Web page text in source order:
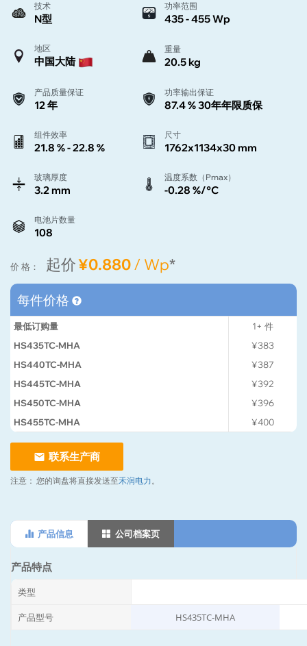
技术
N型
功率范围
435 - 455 Wp
地区
中国大陆
重量
20.5 kg
产品质量保证
12 年
功率输出保证
87.4 % 30年年限质保
组件效率
21.8 % - 22.8 %
尺寸
1762x1134x30 mm
玻璃厚度
3.2 mm
温度系数（Pmax）
-0.28 %/°C
电池片数量
108
价 格： 起价¥0.880/ Wp*
每件价格
最低订购量 1+ 件
HS435TC-MHA
¥383
HS440TC-MHA
¥387
HS445TC-MHA
¥392
HS450TC-MHA
¥396
HS455TC-MHA
¥400
联系生产商
注意： 您的询盘将直接发送至禾润电力。
产品信息 公司档案页
产品特点
类型
产品型号 HS435TC-MHA